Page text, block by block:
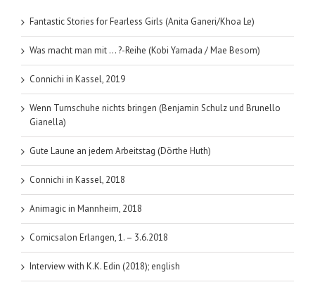
Fantastic Stories for Fearless Girls (Anita Ganeri/Khoa Le)
Was macht man mit … ?-Reihe (Kobi Yamada / Mae Besom)
Connichi in Kassel, 2019
Wenn Turnschuhe nichts bringen (Benjamin Schulz und Brunello
Gianella)
Gute Laune an jedem Arbeitstag (Dörthe Huth)
Connichi in Kassel, 2018
Animagic in Mannheim, 2018
Comicsalon Erlangen, 1. – 3.6.2018
Interview with K.K. Edin (2018); english